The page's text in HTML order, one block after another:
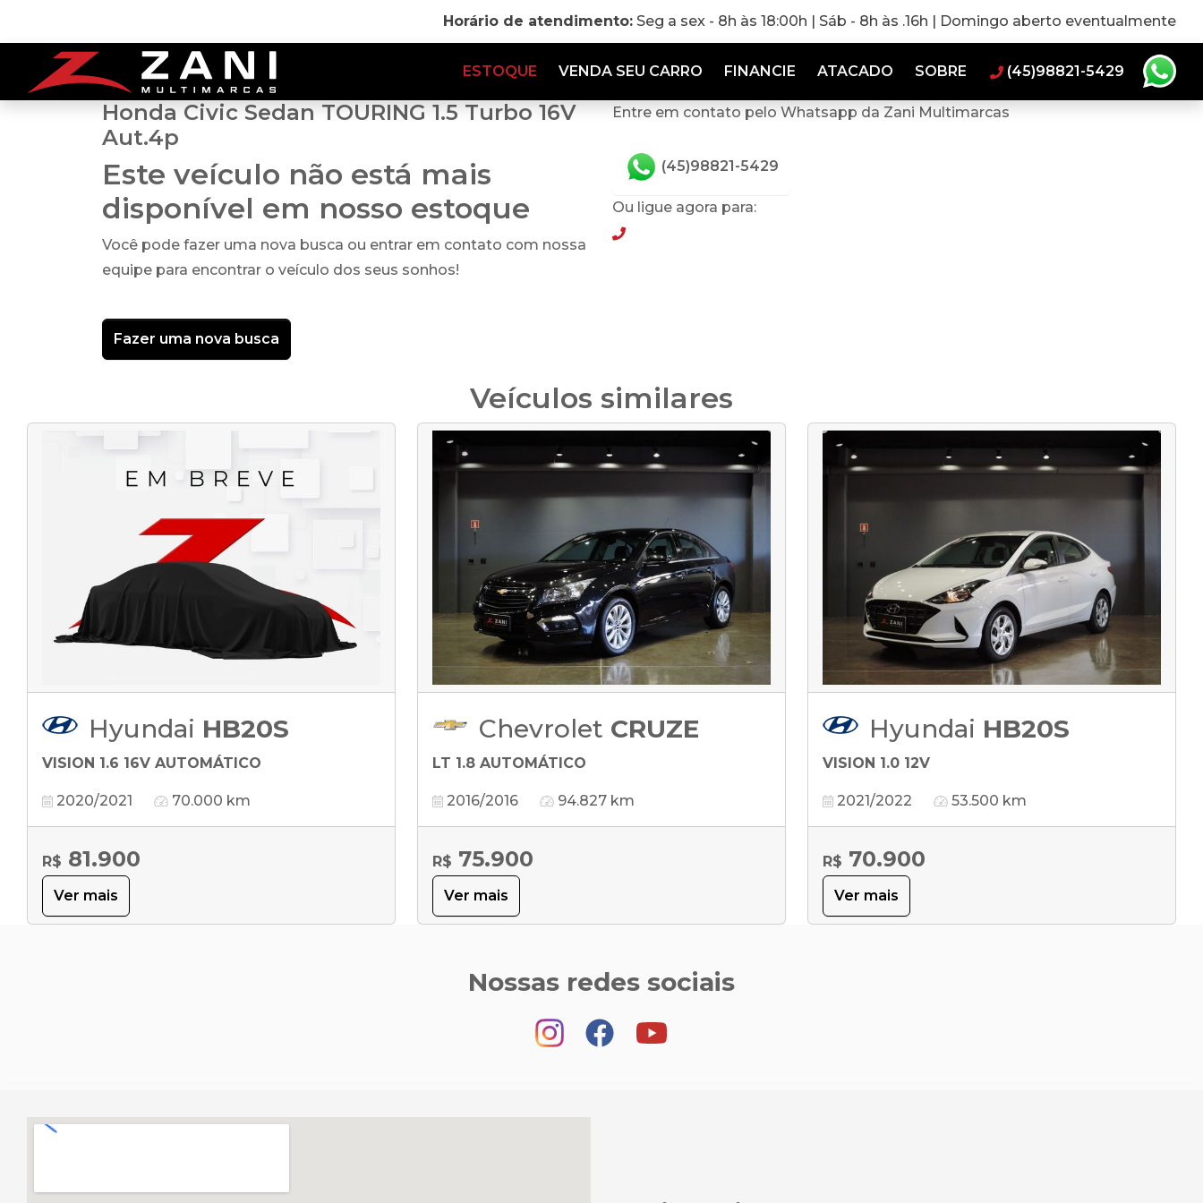
Horário de atendimento: Seg a sex - 8h às 18:00h | Sáb - 8h às .16h | Domingo aberto eventualmente
ESTOQUE VENDA SEU CARRO FINANCIE ATACADO SOBRE (45)98821-5429
Honda Civic Sedan TOURING 1.5 Turbo 16V
Aut.4p
Este veículo não está mais
disponível em nosso estoque
Você pode fazer uma nova busca ou entrar em contato com nossa
equipe para encontrar o veículo dos seus sonhos!
Fazer uma nova busca
Entre em contato pelo Whatsapp da Zani Multimarcas
(45)98821-5429
Ou ligue agora para:
Veículos similares
Hyundai HB20S
VISION 1.6 16V AUTOMÁTICO
2020/2021 70.000 km
R$ 81.900
Ver mais
Chevrolet CRUZE
LT 1.8 AUTOMÁTICO
2016/2016 94.827 km
R$ 75.900
Ver mais
Hyundai HB20S
VISION 1.0 12V
2021/2022 53.500 km
R$ 70.900
Ver mais
Nossas redes sociais